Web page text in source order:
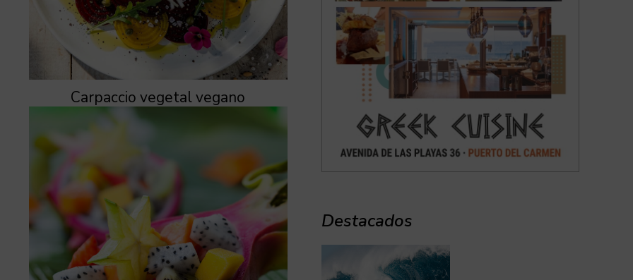
Carpaccio vegetal vegano
Destacados